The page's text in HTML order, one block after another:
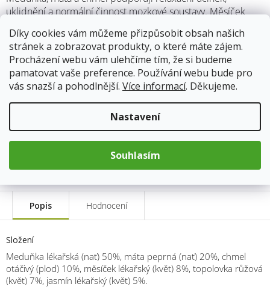
Díky cookies vám můžeme přizpůsobit obsah našich
stránek a zobrazovat produkty, o které máte zájem.
Procházení webu vám ulehčíme tím, že si budeme
pamatovat vaše preference. Používání webu bude pro
vás snazší a pohodlnější. Více informací. Děkujeme.
Nastavení
Souhlasím
Skladem (16 ks) 13.8.2026
uklidnění a normální činnost mozkové soustavy. Měsíček
Doprava od 59Kč
63 Kč
Měrná
cena:
Popis Hodnocení
Složení
Meduňka lékařská (nať) 50%, máta peprná (nať) 20%, chmel
otáčivý (plod) 10%, měsíček lékařský (květ) 8%, topolovka růžová
(květ) 7%, jasmín lékařský (květ) 5%.